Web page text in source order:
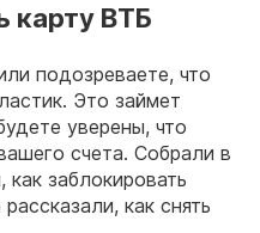
карту ВТБ
подозреваете, что
Это займет
уверены, что
счета. Собрали в
заблокировать
как снять